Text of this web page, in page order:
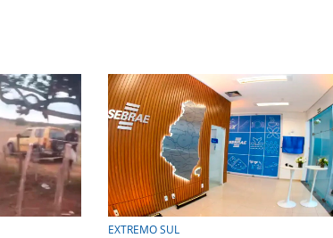
EXTREMO SUL